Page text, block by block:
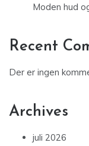
Moden hud
Recent
Der er ingen
Archives
juli 2026